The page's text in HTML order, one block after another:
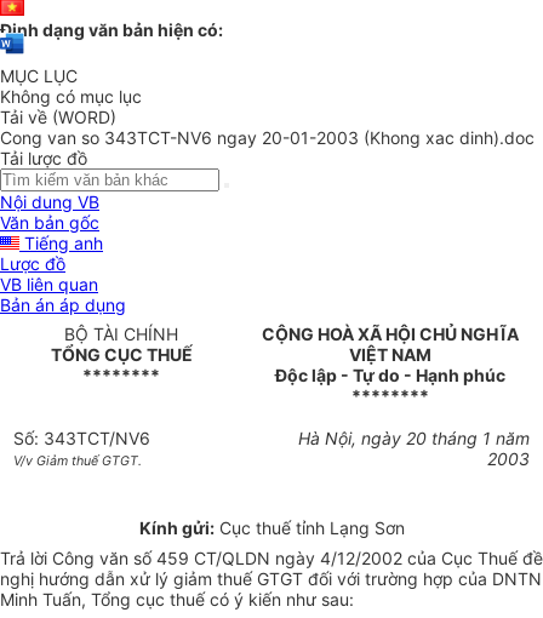
Định dạng văn bản hiện có:
MỤC LỤC
Không có mục lục
Tải về (WORD)
Cong van so 343TCT-NV6 ngay 20-01-2003 (Khong xac dinh).doc
Tải lược đồ
Nội dung VB
Văn bản gốc
Tiếng anh
Lược đồ
VB liên quan
Bản án áp dụng
BỘ TÀI CHÍNH
TỔNG CỤC THUẾ
********
CỘNG HOÀ XÃ HỘI CHỦ NGHĨA
VIỆT NAM
Độc lập - Tự do - Hạnh phúc
********
Số: 343TCT/NV6
V/v Giảm thuế GTGT.
Hà Nội, ngày 20 tháng 1 năm
2003
Kính gửi:Cục thuế tỉnh Lạng Sơn
Trả lời Công văn số 459 CT/QLDN ngày 4/12/2002 của Cục Thuế đề
nghị hướng dẫn xử lý giảm thuế GTGT đối với trường hợp của DNTN
Minh Tuấn, Tổng cục thuế có ý kiến như sau: